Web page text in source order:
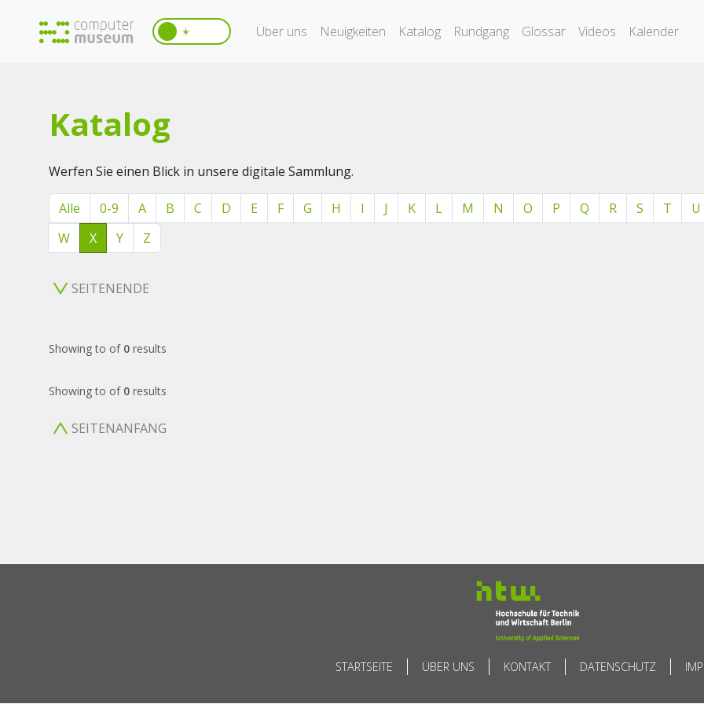
☀️ Über uns Neuigkeiten Katalog Rundgang Glossar Videos Kalender
Katalog
Werfen Sie einen Blick in unsere digitale Sammlung.
Alle 0-9 A B C D E F G H I J K L M N O P Q R S T U
W
X Y Z
SEITENENDE
Showingto of 0 results
Showingto of 0 results
SEITENANFANG
STARTSEITE ÜBER UNS KONTAKT DATENSCHUTZ